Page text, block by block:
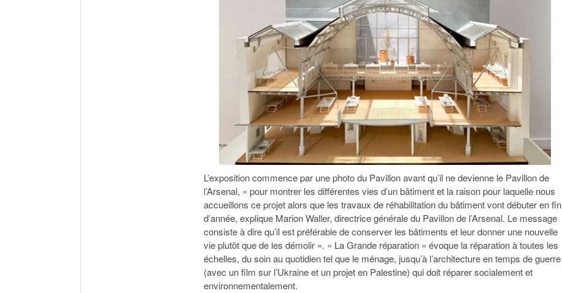
L’exposition commence par une photo du Pavillon avant qu’il ne devienne le Pavillon de
l’Arsenal, « pour montrer les différentes vies d’un bâtiment et la raison pour laquelle nous
accueillons ce projet alors que les travaux de réhabilitation du bâtiment vont débuter en fin
d’année, explique Marion Waller, directrice générale du Pavillon de l’Arsenal. Le message
consiste à dire qu’il est préférable de conserver les bâtiments et leur donner une nouvelle
vie plutôt que de les démolir ». « La Grande réparation » évoque la réparation à toutes les
échelles, du soin au quotidien tel que le ménage, jusqu’à l’architecture en temps de guerre
(avec un film sur l’Ukraine et un projet en Palestine) qui doit réparer socialement et
environnementalement.